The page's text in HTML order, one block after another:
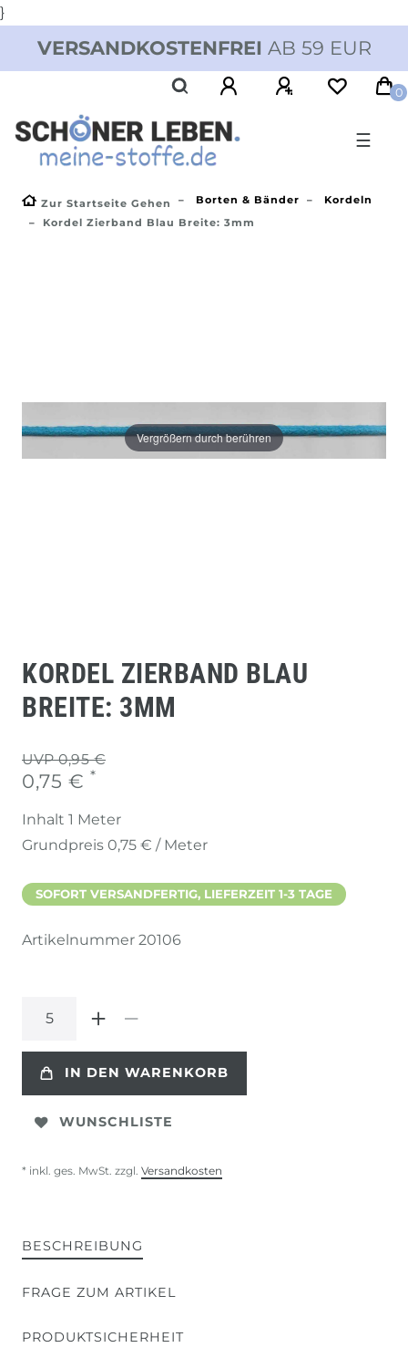
}
VERSANDKOSTENFREI AB 59 EUR
0
☰
Zur Startseite Gehen Borten & Bänder
Kordeln
Kordel Zierband Blau Breite: 3mm
Vergrößern durch berühren
KORDEL ZIERBAND BLAU
BREITE: 3MM
UVP 0,95 €
0,75 € *
Inhalt 1 Meter
Grundpreis 0,75 € / Meter
SOFORT VERSANDFERTIG, LIEFERZEIT 1-3 TAGE
Artikelnummer 20106
IN DEN WARENKORB
WUNSCHLISTE
* inkl. ges. MwSt. zzgl. Versandkosten
BESCHREIBUNG
FRAGE ZUM ARTIKEL
PRODUKTSICHERHEIT